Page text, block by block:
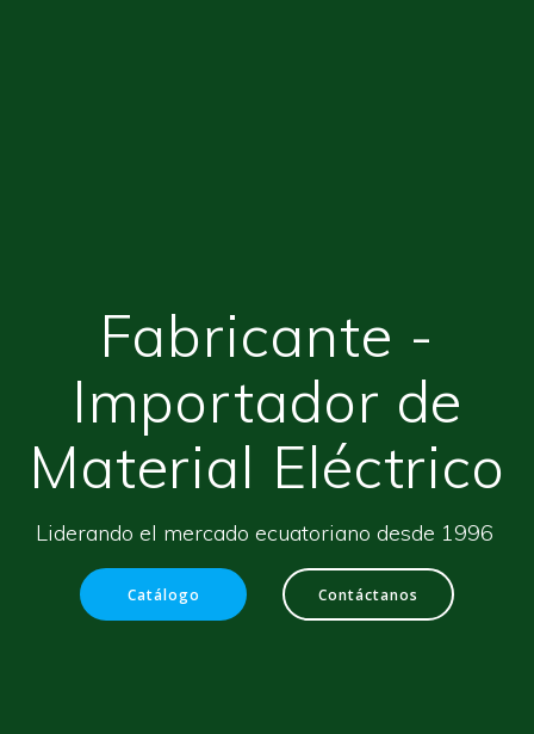
Fabricante -
Importador de
Material Eléctrico
Liderando el mercado ecuatoriano desde 1996
Catálogo Contáctanos